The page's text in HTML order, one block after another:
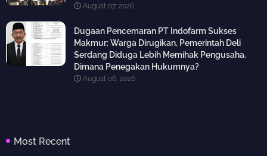
August 07, 2026
Dugaan Pencemaran PT Indofarm Sukses
Makmur: Warga Dirugikan, Pemerintah Deli
Serdang Diduga Lebih Memihak Pengusaha,
Dimana Penegakan Hukumnya?
August 06, 2026
Most Recent